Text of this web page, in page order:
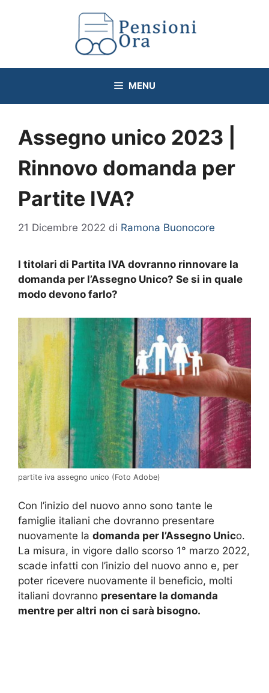
MENU
Assegno unico 2023 |
Rinnovo domanda per
Partite IVA?
21 Dicembre 2022 di Ramona Buonocore
I titolari di Partita IVA dovranno rinnovare la
domanda per l’Assegno Unico? Se si in quale
modo devono farlo?
partite iva assegno unico (Foto Adobe)
Con l’inizio del nuovo anno sono tante le
famiglie italiani che dovranno presentare
nuovamente la domanda per l’Assegno Unico.
La misura, in vigore dallo scorso 1° marzo 2022,
scade infatti con l’inizio del nuovo anno e, per
poter ricevere nuovamente il beneficio, molti
italiani dovranno presentare la domanda
mentre per altri non ci sarà bisogno.